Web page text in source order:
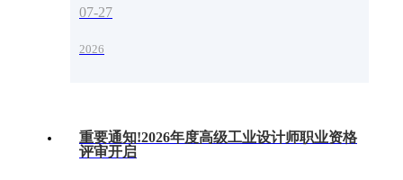
07-27
2026
重要通知!2026年度高级工业设计师职业资格
评审开启